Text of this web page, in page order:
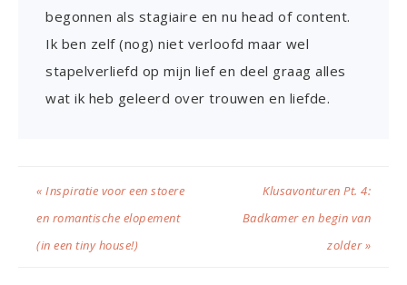
begonnen als stagiaire en nu head of content.
Ik ben zelf (nog) niet verloofd maar wel
stapelverliefd op mijn lief en deel graag alles
wat ik heb geleerd over trouwen en liefde.
« Inspiratie voor een stoere
en romantische elopement
(in een tiny house!)
Klusavonturen Pt. 4:
Badkamer en begin van
zolder »